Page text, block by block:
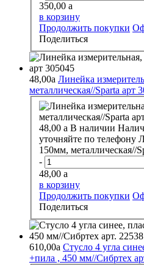
350,00 a
в корзину
Продолжить покупки
Поделиться
48,00a Линейка
металлическая//Sparta арт
48,00 a В наличии
уточняйте по телефону
150мм, металлическая//
-
48,00 a
в корзину
Продолжить покупки
Поделиться
610,00a Стусло 4 угла
+пила , 450 мм//Сибртех